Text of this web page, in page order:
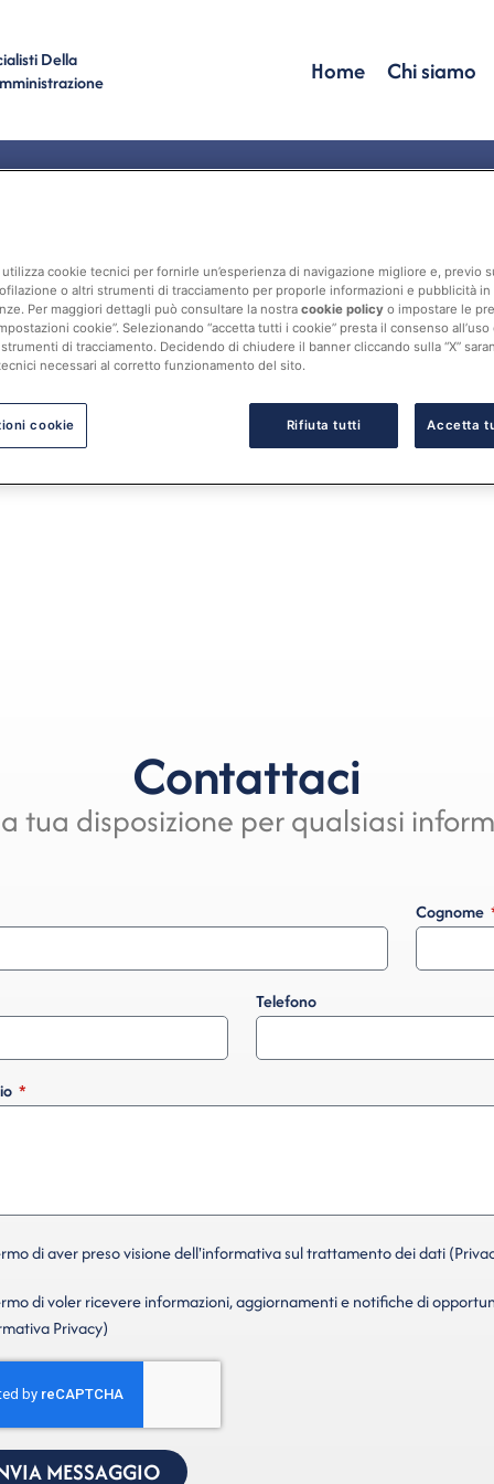
Della
Home Chi siamo
Categoria Servizi: Bilancio di sostenibilità
Contattaci
tua disposizione per qualsiasi
Cognome
Telefono
di aver preso visione dell'informativa sul trattamento dei dati
di voler ricevere informazioni, aggiornamenti e notifiche di
Privacy)
MESSAGGIO
cookie tecnici per fornirle un’esperienza di navigazione migliore e, previo
o altri strumenti di tracciamento per proporle informazioni e pubblicità in
Per maggiori dettagli può consultare la nostra cookie policy o impostare le
cookie”. Selezionando “accetta tutti i cookie” presta il consenso
di tracciamento. Decidendo di chiudere il banner cliccando sulla “X”
necessari al corretto funzionamento del sito.
Rifiuta tutti Accetta
cookie